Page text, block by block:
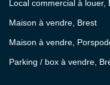
Local commercial à louer,
Maison à vendre, Brest
Maison à vendre,
Parking / box à vendre,